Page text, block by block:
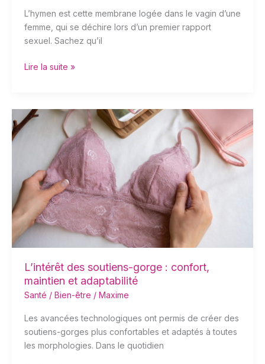
L’hymen est cette membrane logée dans le vagin d’une
femme, qui se déchire lors d’un premier rapport
sexuel. Sachez qu’il
Lire la suite »
L’intérêt des soutiens-gorge : confort,
maintien et adaptabilité
Santé / Bien-être / Maxime
Les avancées technologiques ont permis de créer des
soutiens-gorges plus confortables et adaptés à toutes
les morphologies. Dans le quotidien
L’intérêt
des
soutiens-
gorge :
confort,
maintien
adaptabilité